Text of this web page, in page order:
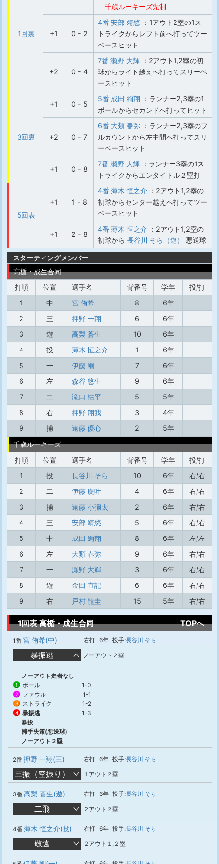
1回裏
千歳ルーキーズ先制
+1 0 - 2
4番 安部 靖悠 ：1アウト2塁の1ス
トライクからレフト前へ打ってツー
ベースヒット
+2 0 - 4
7番 瀬野 大輝 ：2アウト1,2塁の初
球からライト越えへ打ってスリーベ
ースヒット
3回裏
+1 0 - 5
5番 成田 絢翔 ：ランナー2,3塁の1
ボールからセカンドへ打ってヒット
+2 0 - 7
6番 大類 春弥 ：ランナー2,3塁のフ
ルカウントから左中間へ打ってスリ
ーベースヒット
+1 0 - 8
7番 瀬野 大輝 ：ランナー3塁の1ス
トライクからエンタイトル２塁打
5回表
+1 1 - 8
4番 薄木 恒之介 ：2アウト1,2塁の
初球からセンター越えへ打ってツー
ベースヒット
+1 2 - 8
4番 薄木 恒之介 ：2アウト1,2塁の
初球から 長谷川 そら（遊） 悪送球
スターティングメンバー
高楯・成生合同
打順
位置 選手名 背番号 学年
投/打
1
中 宮 侑希 8
6年
2
三 押野 一翔 6
6年
3
遊 高梨 蒼生 10
6年
4
投 薄木 恒之介 1
6年
5
一 伊藤 剛 7
6年
6
左 森谷 悠生 9
6年
7
二 滝口 桔平 5
5年
8
右 押野 翔我 3
4年
9
捕 遠藤 優心 2
5年
千歳ルーキーズ
打順
位置 選手名 背番号 学年
投/打
1
投 長谷川 そら 10 6年
右/右
2
二 伊藤 慶叶 4 6年
右/右
3
捕 遠藤 小彌太 2 6年
右/右
4
三 安部 靖悠 5 6年
右/右
5
中 成田 絢翔 8 6年
左/左
6
左 大類 春弥 9 6年
右/右
7
一 瀬野 大輝 3 6年
右/右
8
遊 金田 直記 6 6年
右/右
9
右 戸村 龍圭 15 5年 右/右
1回表 高楯・成生合同 TOPへ
1番 宮 侑希(中) 右打 6年 投手:長谷川 そら
暴振逃 ノーアウト２塁
ノーアウト走者なし
1 ボール 1-0
2 ファウル 1-1
3 ストライク 1-2
4 暴振逃
1-3
暴投
捕手失策(悪送球)
ノーアウト２塁
2番 押野 一翔(三) 右打 6年 投手:長谷川 そら
三振（空振り） １アウト２塁
3番 高梨 蒼生(遊) 右打 6年 投手:長谷川 そら
二飛 ２アウト２塁
4番 薄木 恒之介(投) 右打 6年 投手:長谷川 そら
敬遠 ２アウト１,２塁